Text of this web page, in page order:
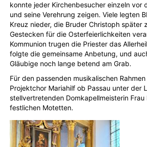
konnte jeder Kirchenbesucher einzeln vor
und seine Verehrung zeigen. Viele legten
Kreuz nieder, die Bruder Christoph später
Gestecken für die Osterfeierlichkeiten
Kommunion trugen die Priester das
folgte die gemeinsame Anbetung, und
Gläubige noch lange betend am Grab.
Für den passenden musikalischen
Projektchor Mariahilf ob Passau unter der
stellvertretenden Domkapellmeisterin
festlichen Motetten.